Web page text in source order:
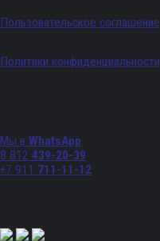
Пользовательское соглашение
Политики конфиденциальности
Мы в WhatsApp
8 812 439-20-39
+7 911 711-11-12